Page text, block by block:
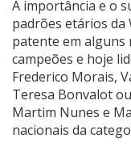
A importância e o
padrões etários da
patente em alguns
campeões e hoje
Frederico Morais,
Teresa Bonvalot
Martim Nunes e
nacionais da